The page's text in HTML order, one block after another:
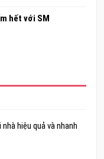
hết với SM
hiệu quả và nhanh